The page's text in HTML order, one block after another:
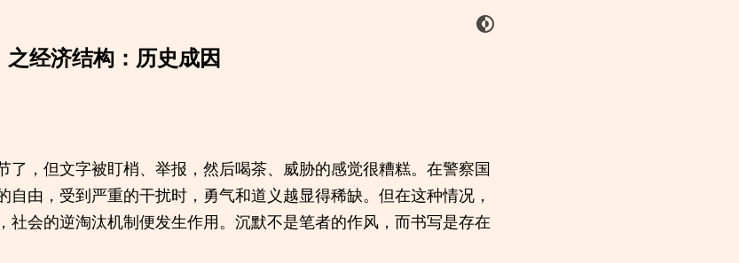
经济结构：历史成因
了，但文字被盯梢、举报，然后喝茶、威胁的感觉很糟糕。在警察国
自由，受到严重的干扰时，勇气和道义越显得稀缺。但在这种情况，
社会的逆淘汰机制便发生作用。沉默不是笔者的作风，而书写是存在